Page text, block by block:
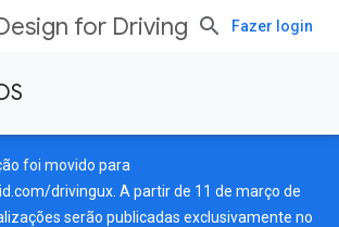
for Driving Fazer login
foi movido para
drivingux . A partir de 11 de março de
serão publicadas exclusivamente no